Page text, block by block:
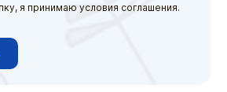
я принимаю условия соглашения.